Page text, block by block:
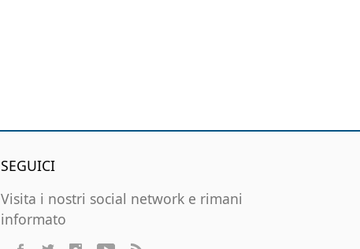
SEGUICI
Visita i nostri social network e rimani
informato